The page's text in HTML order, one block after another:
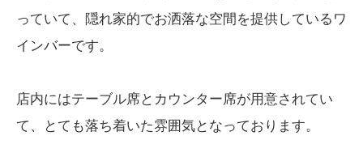
っていて、隠れ家的でお洒落な空間を提供しているワ
インバーです。
店内にはテーブル席とカウンター席が用意されてい
て、とても落ち着いた雰囲気となっております。